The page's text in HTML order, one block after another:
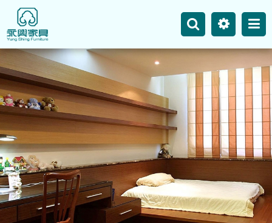
主選單
永興事業
最新消息
產品介紹
空間案例
聯絡我們